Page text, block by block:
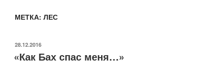
МЕТКА: ЛЕС
ОПУБЛИКОВАНО
28.12.2016
«Как Бах спас меня…»